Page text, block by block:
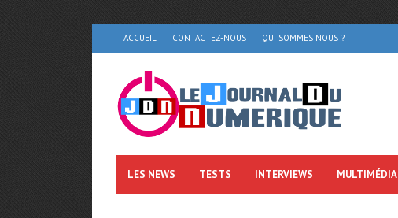
ACCUEIL CONTACTEZ-NOUS QUI SOMMES NOUS ?
LES NEWS TESTS INTERVIEWS MULTIMÉDIA